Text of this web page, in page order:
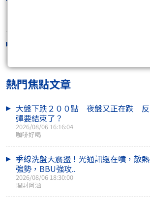
熱門焦點文章
大盤下跌２００點 夜盤又正在跌 反
彈要結束了？
2026/08/06 16:16:04
咖啡好喝
季線洗盤大震盪！光通訊還在噴，散熱
強勢，BBU強攻..
2026/08/06 18:30:00
理財阿涵